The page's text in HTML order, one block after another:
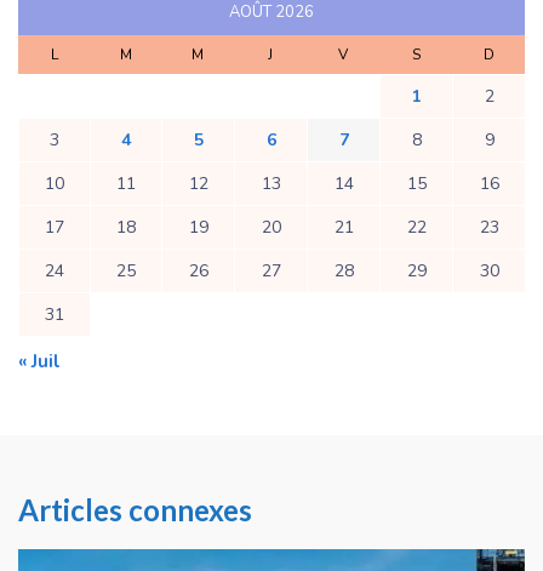
AOÛT 2026
L M M J V S D
1
2
3
4 5 6 7 8
9
10
11 12 13 14 15
16
17
18 19 20 21 22
23
24
25 26 27 28 29
30
31
« Juil
Articles connexes